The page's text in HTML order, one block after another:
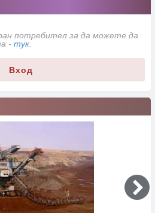
потребител за да можете да
- тук
Вход